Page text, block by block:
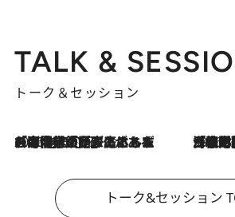
TALK &
トーク＆セッション
2026.8.3
「今後値上げがあるとすれば…」「リスクがあるのは今年の冬」エネルギー専門家が語る、ホルムズ海峡封鎖が家庭にもたらす“ある心配” 「住宅建てられない…」「サーチャージ料の高値が続いている」ホ
トーク&セッション